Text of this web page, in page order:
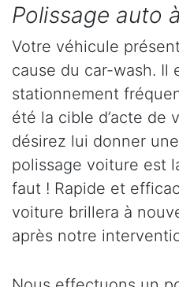
Polissage auto
Votre véhicule
cause du car-wash. Il
stationnement
été la cible d’acte de
désirez lui donner
polissage voiture est
faut ! Rapide et
voiture brillera à
après notre